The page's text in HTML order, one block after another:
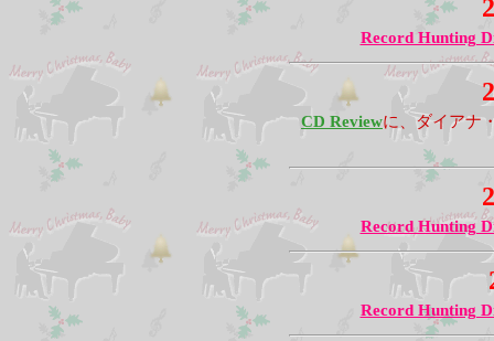
Record Hunting
CD Reviewに、ダイアナ
Record Hunting
Record Hunting